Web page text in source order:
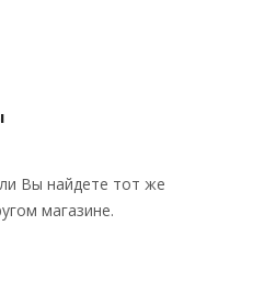
Вы найдете тот же
магазине.